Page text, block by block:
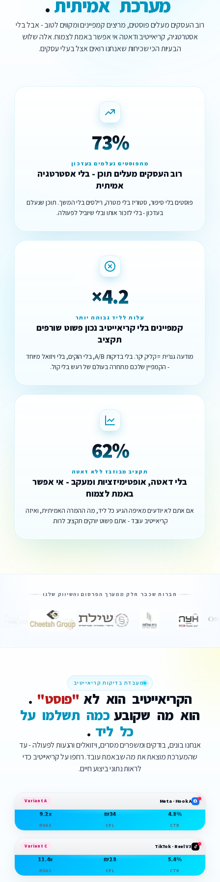
מערכת אמיתית .
רוב העסקים מעלים פוסטים, מריצים קמפיינים ומקווים לטוב - אבל בלי
אסטרטגיה, קריאייטיב ודאטה אי אפשר באמת לצמוח. אלה שלוש
הבעיות הכי שכיחות שאנחנו רואים אצל בעלי עסקים.
73%
מהפוסטים נעלמים בעדכון
רוב העסקים מעלים תוכן - בלי אסטרטגיה
אמיתית
פוסטים בלי סיפור, סטוריז בלי מטרה, רילסים בלי המשך. תוכן שנעלם
בעדכון - בלי לזכור אותו ובלי שיוביל לפעולה.
×4.2
עלות לליד גבוהה יותר
קמפיינים בלי קריאייטיב נכון פשוט שורפים
תקציב
מודעה גנרית = קליק יקר. בלי בדיקות A/B, בלי הוקים, בלי ויזואל מיוחד
- הקמפיין שלכם מתחרה בעולם של רעש בלי קול.
62%
תקציב מבוזבז ללא דאטה
בלי דאטה, אופטימיזציות ומעקב - אי אפשר
באמת לצמוח
אם אתם לא יודעים מאיפה הגיע כל ליד, מה ההמרה האמיתית, ואיזה
קריאייטיב עובד - אתם פשוט יורקים תקציב לרוח.
חברות שכבר חלק ממערך הפרסום והשיווק שלנו
מעבדת בדיקות קריאייטיב
הקריאייטיב הוא לא "פוסט" .
הוא מה שקובע כמה תשלמו על
כל ליד .
אנחנו בונים, בודקים ומשפרים מסרים, ויזואלים והנעות לפעולה - עד
שהמערכת מוצאת את מה שבאמת עובד. רחפו על קריאייטיב כדי
לראות נתוני ביצוע חיים.
Meta · Hook A
Variant A
4.8%
CTR
₪34
CPL
9.2x
ROAS
TikTok · Reel V3
Variant C
5.4%
CTR
₪28
CPL
11.4x
ROAS